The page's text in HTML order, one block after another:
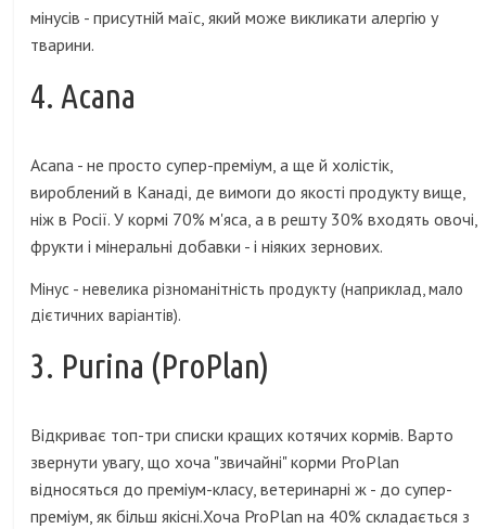
мінусів - присутній маїс, який може викликати алергію у
тварини.
4. Acana
Acana - не просто супер-преміум, а ще й холістік,
вироблений в Канаді, де вимоги до якості продукту вище,
ніж в Росії. У кормі 70% м'яса, а в решту 30% входять овочі,
фрукти і мінеральні добавки - і ніяких зернових.
Мінус - невелика різноманітність продукту (наприклад, мало
дієтичних варіантів).
3. Purina (ProPlan)
Відкриває топ-три списки кращих котячих кормів. Варто
звернути увагу, що хоча "звичайні" корми ProPlan
відносяться до преміум-класу, ветеринарні ж - до супер-
преміум, як більш якісні.Хоча ProPlan на 40% складається з